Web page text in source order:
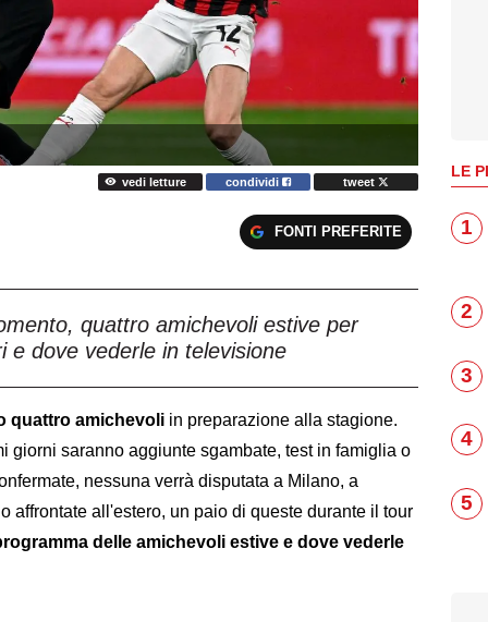
vedi letture condividi tweet
FONTI PREFERITE
quattro amichevoli estive per
e dove vederle in televisione
quattro amichevoli in preparazione alla stagione.
giorni saranno aggiunte sgambate, test in famiglia o
nessuna verrà disputata a Milano, a
affrontate all'estero, un paio di queste durante il tour
delle amichevoli estive e dove vederle
LE
1
2
3
4
5